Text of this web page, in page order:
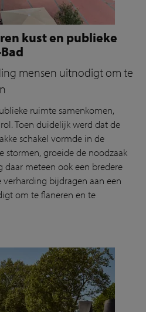
kust en publieke
mensen uitnodigt om te
ruimte samenkomen,
Toen duidelijk werd dat de
schakel vormde in de
stormen, groeide de noodzaak
daar meteen ook een bredere
bijdragen aan een
om te flaneren en te